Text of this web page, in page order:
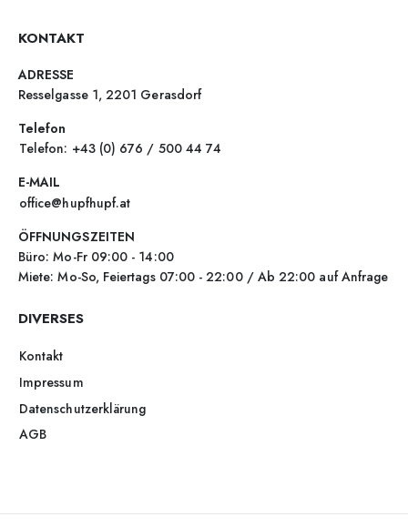
KONTAKT
ADRESSE
Resselgasse 1, 2201 Gerasdorf
Telefon
Telefon: +43 (0) 676 / 500 44 74
E-MAIL
office@hupfhupf.at
ÖFFNUNGSZEITEN
Büro: Mo-Fr 09:00 - 14:00
Miete: Mo-So, Feiertags 07:00 - 22:00 / Ab 22:00 auf Anfrage
DIVERSES
Kontakt
Impressum
Datenschutzerklärung
AGB